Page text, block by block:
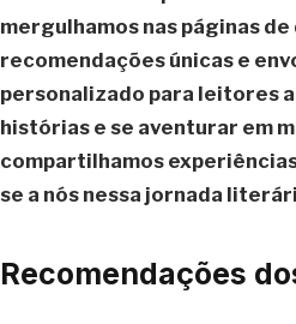
mergulhamos nas páginas
recomendações únicas e
personalizado para leitores
histórias e se aventurar em
compartilhamos
se a nós nessa jornada
Recomendações